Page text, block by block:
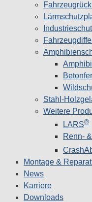
Stahl-
Weitere
LARS®
Renn-
Montage &
News
Karriere
Downloads